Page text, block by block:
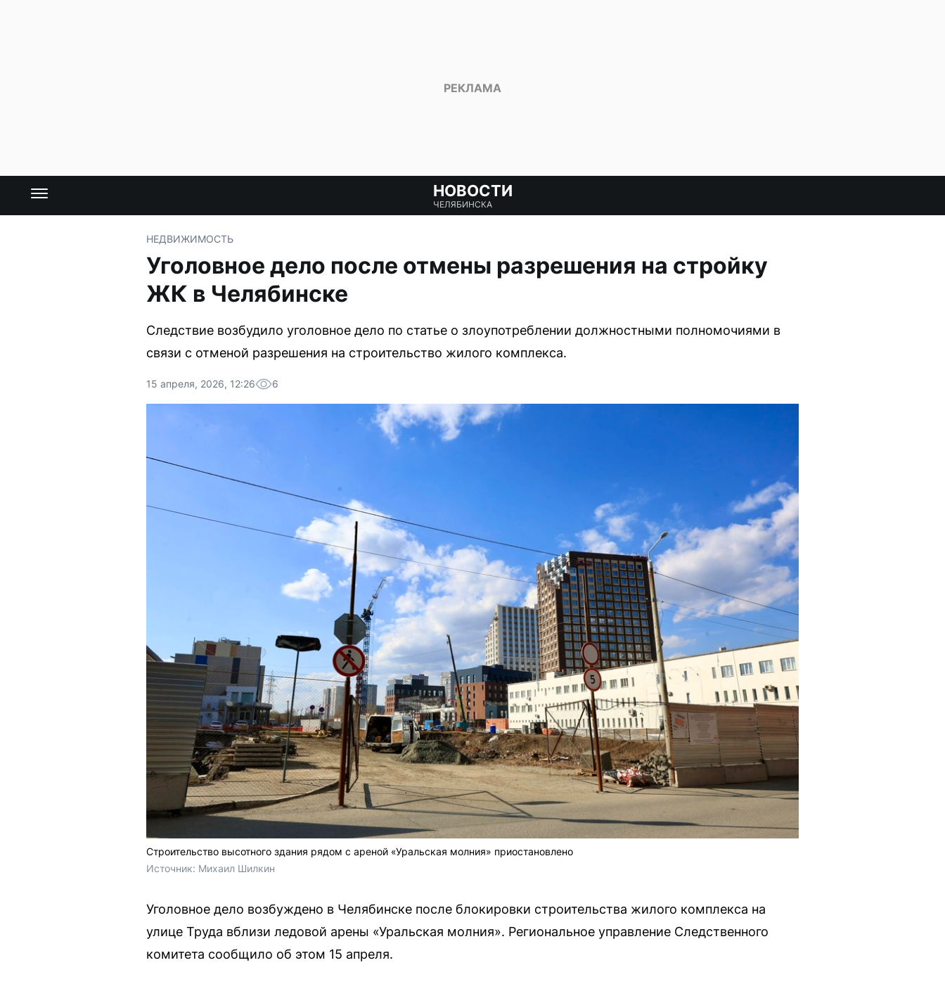
НОВОСТИ
ЧЕЛЯБИНСКА
НЕДВИЖИМОСТЬ
Уголовное дело после отмены разрешения на стройку
ЖК в Челябинске
Следствие возбудило уголовное дело по статье о злоупотреблении должностными полномочиями в
связи с отменой разрешения на строительство жилого комплекса.
15 апреля, 2026, 12:26 6
Строительство высотного здания рядом с ареной «Уральская молния» приостановлено
Источник: Михаил Шилкин
Уголовное дело возбуждено в Челябинске после блокировки строительства жилого комплекса на
улице Труда вблизи ледовой арены «Уральская молния». Региональное управление Следственного
комитета сообщило об этом 15 апреля.